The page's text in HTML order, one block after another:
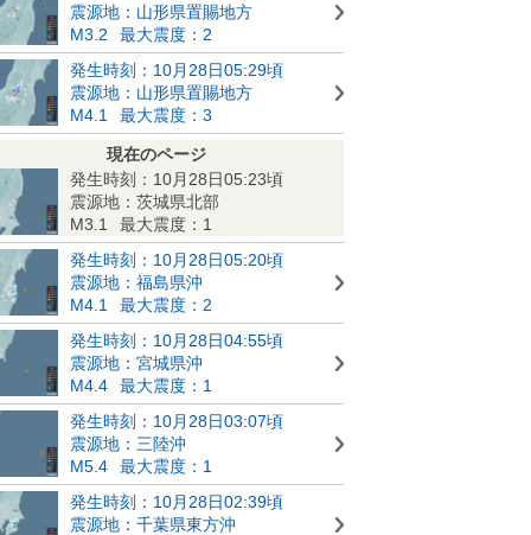
震源地：山形県置賜地方
M3.2
最大震度：2
発生時刻：10月28日05:29頃
震源地：山形県置賜地方
M4.1
最大震度：3
現在のページ
発生時刻：10月28日05:23頃
震源地：茨城県北部
M3.1
最大震度：1
発生時刻：10月28日05:20頃
震源地：福島県沖
M4.1
最大震度：2
発生時刻：10月28日04:55頃
震源地：宮城県沖
M4.4
最大震度：1
発生時刻：10月28日03:07頃
震源地：三陸沖
M5.4
最大震度：1
発生時刻：10月28日02:39頃
震源地：千葉県東方沖